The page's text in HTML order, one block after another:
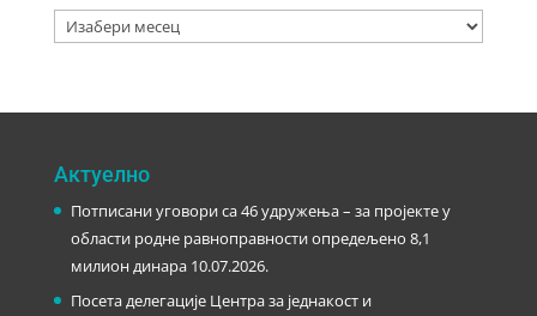
Архива
Актуелно
Потписани уговори са 46 удружења – за пројекте у
области родне равноправности опредељено 8,1
милион динара 10.07.2026.
Посета делегације Центра за једнакост и